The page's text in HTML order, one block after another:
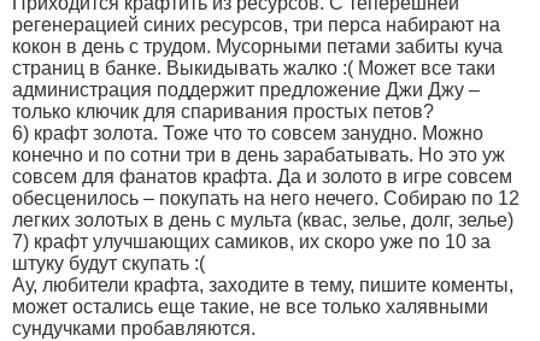
регенерацией синих ресурсов, три перса набирают на
кокон в день с трудом. Мусорными петами забиты куча
страниц в банке. Выкидывать жалко :( Может все таки
администрация поддержит предложение Джи Джу –
только ключик для спаривания простых петов?
6) крафт золота. Тоже что то совсем занудно. Можно
конечно и по сотни три в день зарабатывать. Но это уж
совсем для фанатов крафта. Да и золото в игре совсем
обесценилось – покупать на него нечего. Собираю по 12
легких золотых в день с мульта (квас, зелье, долг, зелье)
7) крафт улучшающих самиков, их скоро уже по 10 за
штуку будут скупать :(
Ау, любители крафта, заходите в тему, пишите коменты,
может остались еще такие, не все только халявными
сундучками пробавляются.